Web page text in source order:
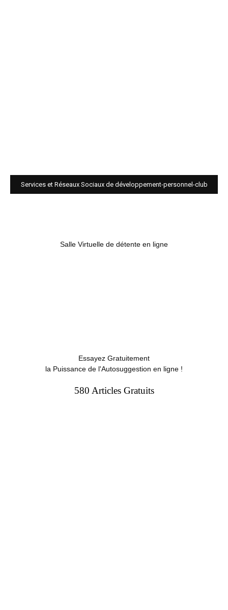
Services et Réseaux Sociaux de développement-personnel-club
Salle Virtuelle de détente en ligne
Essayez Gratuitement
la Puissance de l'Autosuggestion en ligne !
580 Articles Gratuits